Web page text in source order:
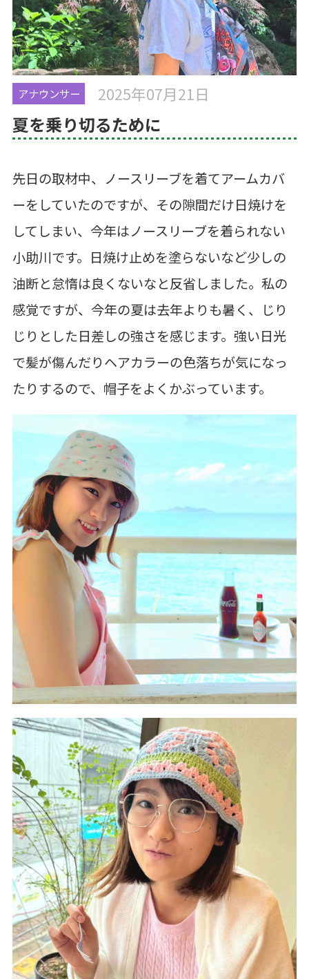
アナウンサー 2025年07月21日
夏を乗り切るために
先日の取材中、ノースリーブを着てアームカバ
ーをしていたのですが、その隙間だけ日焼けを
してしまい、今年はノースリーブを着られない
小助川です。日焼け止めを塗らないなど少しの
油断と怠惰は良くないなと反省しました。私の
感覚ですが、今年の夏は去年よりも暑く、じり
じりとした日差しの強さを感じます。強い日光
で髪が傷んだりヘアカラーの色落ちが気になっ
たりするので、帽子をよくかぶっています。